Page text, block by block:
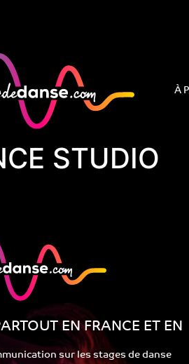
À
STUDIO
EN FRANCE ET EN
sur les stages de danse